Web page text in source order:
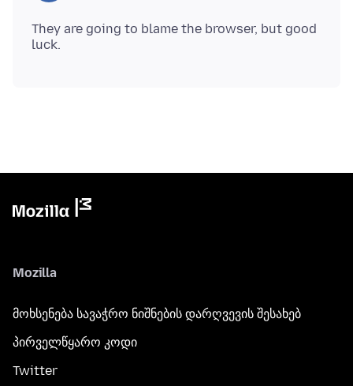
They are going to blame the browser, but good
Mozilla
მოხსენება სავაჭრო ნიშნების დარღვევის შესახებ
პირველწყარო კოდი
Twitter